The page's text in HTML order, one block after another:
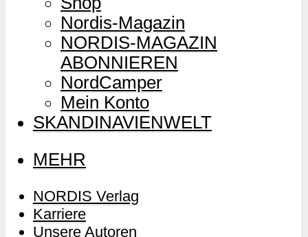
Nordis-Magazin
NORDIS-MAGAZIN
ABONNIEREN
NordCamper
Mein Konto
SKANDINAVIENWELT
MEHR
NORDIS Verlag
Karriere
Unsere Autoren